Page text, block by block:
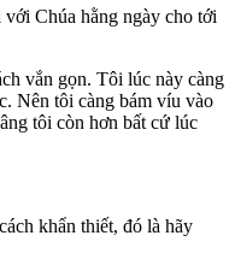
Chúa hằng ngày cho tới
vắn gọn. Tôi lúc này càng
Nên tôi càng bám víu vào
tôi còn hơn bất cứ lúc
khẩn thiết, đó là hãy